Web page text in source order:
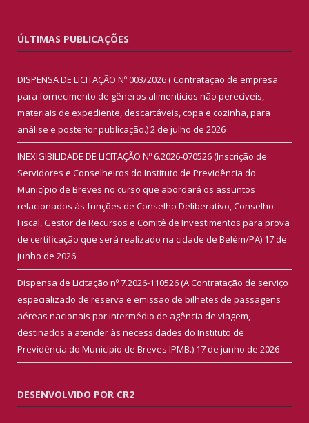
ÚLTIMAS PUBLICAÇÕES
DISPENSA DE LICITAÇÃO Nº 003/2026 ( Contratação de empresa
para fornecimento de gêneros alimentícios não perecíveis,
materiais de expediente, descartáveis, copa e cozinha, para
análise e posterior publicação.)2 de julho de 2026
INEXIGIBILIDADE DE LICITAÇÃO Nº 6.2026-070526 (Inscrição de
Servidores e Conselheiros do Instituto de Previdência do
Município de Breves no curso que abordará os assuntos
relacionados às funções de Conselho Deliberativo, Conselho
Fiscal, Gestor de Recursos e Comitê de Investimentos para prova
de certificação que será realizado na cidade de Belém/PA) 17 de
junho de 2026
Dispensa de Licitação nº 7.2026-110526 (A Contratação de serviço
especializado de reserva e emissão de bilhetes de passagens
aéreas nacionais por intermédio de agência de viagem,
destinados a atender às necessidades do Instituto de
Previdência do Município de Breves IPMB.) 17 de junho de 2026
DESENVOLVIDO POR CR2